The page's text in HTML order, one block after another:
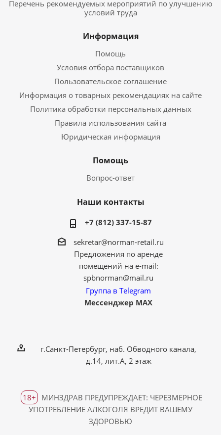
Перечень рекомендуемых мероприятий по улучшению
условий труда
Информация
Помощь
Условия отбора поставщиков
Пользовательское соглашение
Информация о товарных рекомендациях на сайте
Политика обработки персональных данных
Правила использования сайта
Юридическая информация
Помощь
Вопрос-ответ
Наши контакты
+7 (812) 337-15-87
sekretar@norman-retail.ru
Предложения по аренде
помещений на e-mail:
spbnorman@mail.ru
Группа в Telegram
Мессенджер MAX
г.Санкт-Петербург, наб. Обводного канала,
д.14, лит.А, 2 этаж
18+
МИНЗДРАВ ПРЕДУПРЕЖДАЕТ: ЧЕРЕЗМЕРНОЕ
УПОТРЕБЛЕНИЕ АЛКОГОЛЯ ВРЕДИТ ВАШЕМУ
ЗДОРОВЬЮ